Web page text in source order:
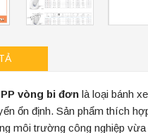
vòng bi đơn là loại bánh
ổn định. Sản phẩm thích
môi trường công nghiệp vừa